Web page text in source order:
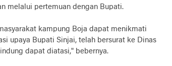
melalui pertemuan dengan Bupati.
kampung Boja dapat menikmati
upaya Bupati Sinjai, telah bersurat ke Dinas
dapat diatasi," bebernya.